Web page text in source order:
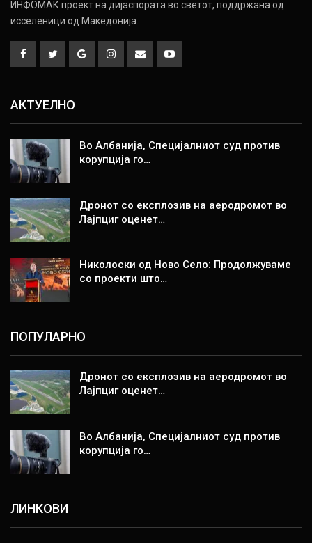
ИНФОМАК проект на дијаспората во светот, поддржана од
исселеници од Македонија.
АКТУЕЛНО
Во Албанија, Специјалниот суд против
корупција го…
Дронот со експлозив на аеродромот во
Лајпциг оценет…
Николоски од Ново Село: Продолжуваме
со проекти што…
ПОПУЛАРНО
Дронот со експлозив на аеродромот во
Лајпциг оценет…
Во Албанија, Специјалниот суд против
корупција го…
ЛИНКОВИ